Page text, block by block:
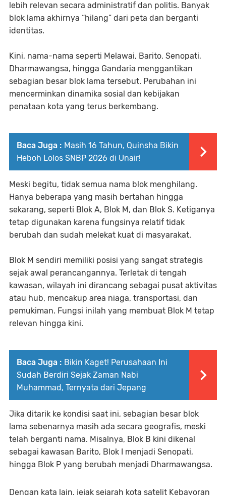
lebih relevan secara administratif dan politis. Banyak
blok lama akhirnya “hilang” dari peta dan berganti
identitas.
Kini, nama-nama seperti Melawai, Barito, Senopati,
Dharmawangsa, hingga Gandaria menggantikan
sebagian besar blok lama tersebut. Perubahan ini
mencerminkan dinamika sosial dan kebijakan
penataan kota yang terus berkembang.
Baca Juga : Masih 16 Tahun, Quinsha Bikin
Heboh Lolos SNBP 2026 di Unair!
Meski begitu, tidak semua nama blok menghilang.
Hanya beberapa yang masih bertahan hingga
sekarang, seperti Blok A, Blok M, dan Blok S. Ketiganya
tetap digunakan karena fungsinya relatif tidak
berubah dan sudah melekat kuat di masyarakat.
Blok M sendiri memiliki posisi yang sangat strategis
sejak awal perancangannya. Terletak di tengah
kawasan, wilayah ini dirancang sebagai pusat aktivitas
atau hub, mencakup area niaga, transportasi, dan
pemukiman. Fungsi inilah yang membuat Blok M tetap
relevan hingga kini.
Baca Juga : Bikin Kaget! Perusahaan Ini
Sudah Berdiri Sejak Zaman Nabi
Muhammad, Ternyata dari Jepang
Jika ditarik ke kondisi saat ini, sebagian besar blok
lama sebenarnya masih ada secara geografis, meski
telah berganti nama. Misalnya, Blok B kini dikenal
sebagai kawasan Barito, Blok I menjadi Senopati,
hingga Blok P yang berubah menjadi Dharmawangsa.
Dengan kata lain, jejak sejarah kota satelit Kebayoran